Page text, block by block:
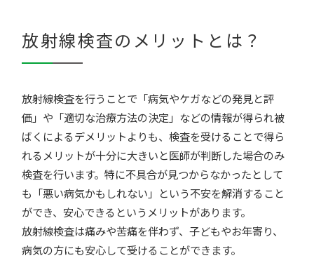
放射線検査のメリットとは？
放射線検査を行うことで「病気やケガなどの発見と評
価」や「適切な治療方法の決定」などの情報が得られ被
ばくによるデメリットよりも、検査を受けることで得ら
れるメリットが十分に大きいと医師が判断した場合のみ
検査を行います。特に不具合が見つからなかったとして
も「悪い病気かもしれない」という不安を解消すること
ができ、安心できるというメリットがあります。
放射線検査は痛みや苦痛を伴わず、子どもやお年寄り、
病気の方にも安心して受けることができます。